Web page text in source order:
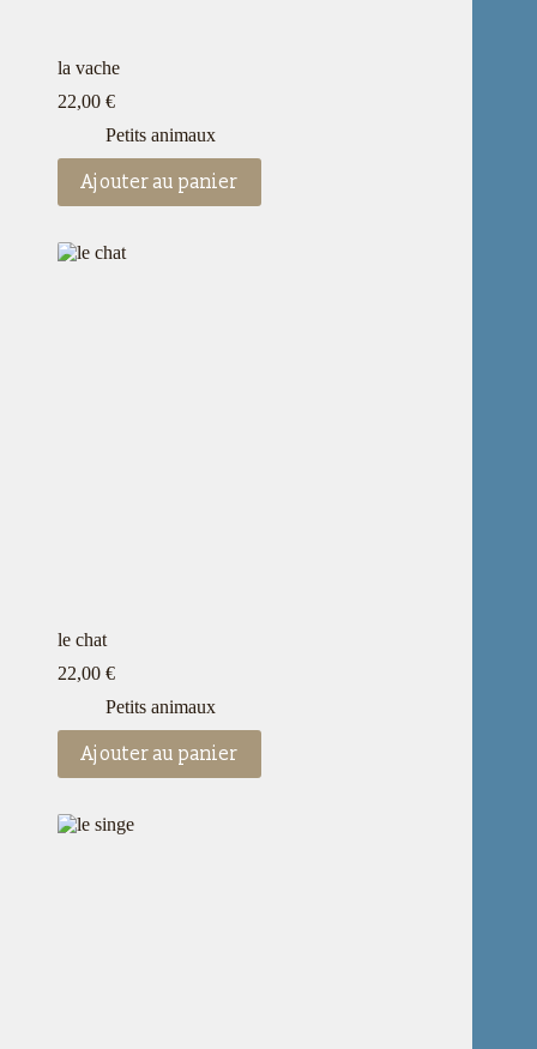
la vache
22,00 €
Petits animaux
Ajouter au panier
le chat
22,00 €
Petits animaux
Ajouter au panier